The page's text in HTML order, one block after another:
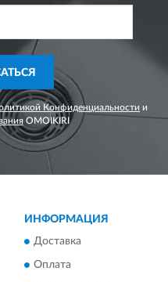
Конфиденциальности и
OMOIKIRI
ИНФОРМАЦИЯ
Доставка
Оплата